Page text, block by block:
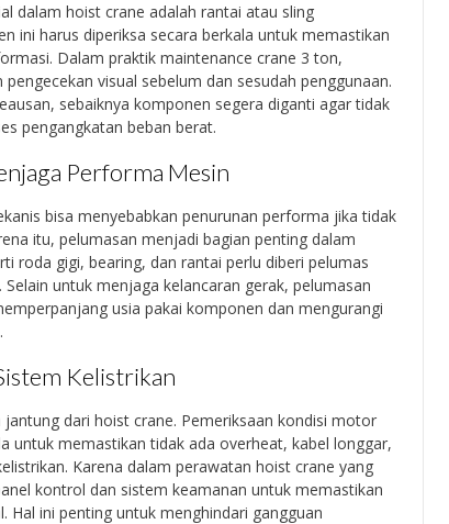
dalam hoist crane adalah rantai atau sling
ini harus diperiksa secara berkala untuk memastikan
Dalam praktik maintenance crane 3 ton,
visual sebelum dan sesudah penggunaan.
sebaiknya komponen segera diganti agar tidak
pengangkatan beban berat.
Performa Mesin
bisa menyebabkan penurunan performa jika tidak
itu, pelumasan menjadi bagian penting dalam
roda gigi, bearing, dan rantai perlu diberi pelumas
untuk menjaga kelancaran gerak, pelumasan
usia pakai komponen dan mengurangi
Kelistrikan
dari hoist crane. Pemeriksaan kondisi motor
untuk memastikan tidak ada overheat, kabel longgar,
Karena dalam perawatan hoist crane yang
kontrol dan sistem keamanan untuk memastikan
Hal ini penting untuk menghindari gangguan